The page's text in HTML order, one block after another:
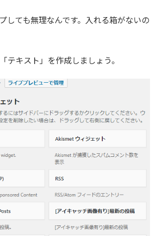
しても無理なんです。入れる箱がないの
テキスト」を作成しましょう。